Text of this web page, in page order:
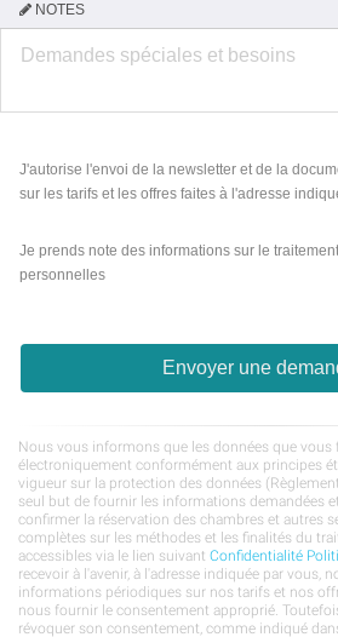
NOTES
J'autorise l'envoi de la newsletter et de la
sur les tarifs et les offres faites à l'adresse
Je prends note des informations sur le
personnelles
Envoyer une
Nous vous informons que les données que
électroniquement conformément aux principes
vigueur sur la protection des données
seul but de fournir les informations demandées
confirmer la réservation des chambres et autres
complètes sur les méthodes et les finalités du
accessibles via le lien suivant Confidentialité
recevoir à l'avenir, à l'adresse indiquée par vous,
informations périodiques sur nos tarifs et nos
nous fournir le consentement approprié.
révoquer son consentement, comme indiqué